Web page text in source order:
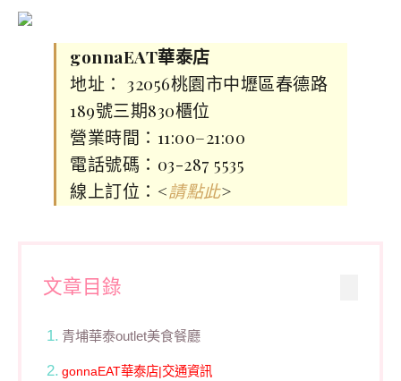
gonnaEAT華泰店
地址： 32056桃園市中壢區春德路
189號三期830櫃位
營業時間：11:00–21:00
電話號碼：03-287 5535
線上訂位：<請點此>
文章目錄
青埔華泰outlet美食餐廳
gonnaEAT華泰店|交通資訊